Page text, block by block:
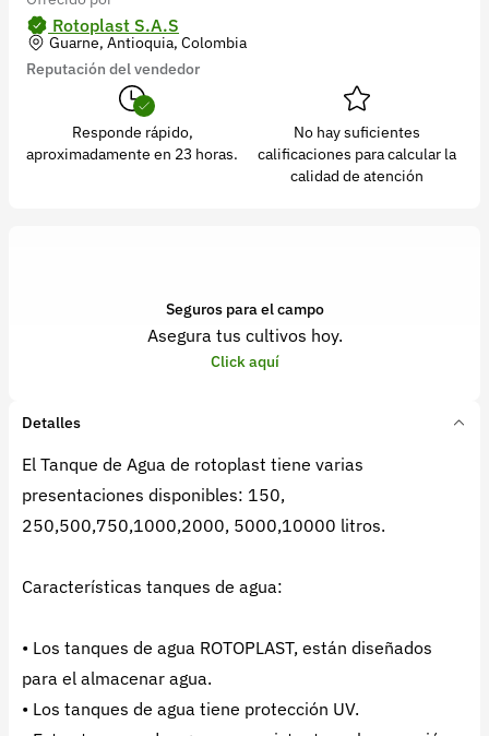
Rotoplast S.A.S
Guarne, Antioquia, Colombia
Reputación del vendedor
Responde rápido,
aproximadamente en 23 horas.
No hay suficientes
calificaciones para calcular la
calidad de atención
Seguros para el campo
Asegura tus cultivos hoy.
Click aquí
Detalles
El Tanque de Agua de rotoplast tiene varias
presentaciones disponibles: 150,
250,500,750,1000,2000, 5000,10000 litros.
Características tanques de agua:
• Los tanques de agua ROTOPLAST, están diseñados
para el almacenar agua.
• Los tanques de agua tiene protección UV.
Síguenos